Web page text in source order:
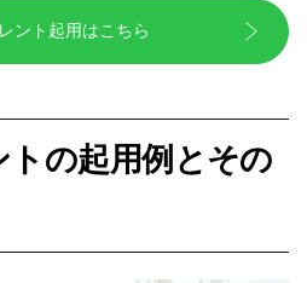
ント起用はこちら
の起用例とその